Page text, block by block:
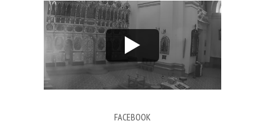
FACEBOOK